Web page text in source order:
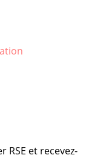
RSE et recevez-